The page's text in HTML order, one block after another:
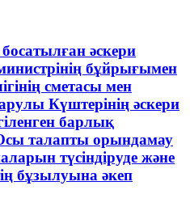
әскери
бұйрығымен
сметасы мен
Күштерінің әскери
барлық
талапты орындамау
түсіндіруде және
бұзылуына әкеп